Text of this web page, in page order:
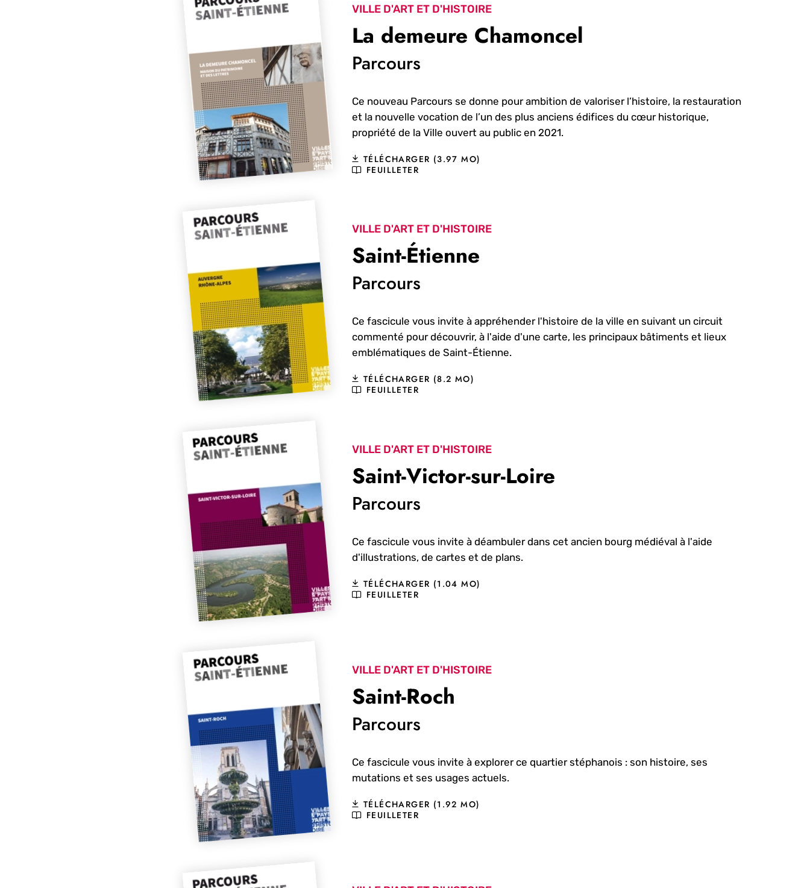
VILLE D'ART ET D'HISTOIRE
La demeure Chamoncel
Parcours
Ce nouveau Parcours se donne pour ambition de valoriser l’histoire, la restauration
et la nouvelle vocation de l’un des plus anciens édifices du cœur historique,
propriété de la Ville ouvert au public en 2021.
TÉLÉCHARGER (3.97 MO)
FEUILLETER
VILLE D'ART ET D'HISTOIRE
Saint-Étienne
Parcours
Ce fascicule vous invite à appréhender l'histoire de la ville en suivant un circuit
commenté pour découvrir, à l'aide d'une carte, les principaux bâtiments et lieux
emblématiques de Saint-Étienne.
TÉLÉCHARGER (8.2 MO)
FEUILLETER
VILLE D'ART ET D'HISTOIRE
Saint-Victor-sur-Loire
Parcours
Ce fascicule vous invite à déambuler dans cet ancien bourg médiéval à l'aide
d'illustrations, de cartes et de plans.
TÉLÉCHARGER (1.04 MO)
FEUILLETER
VILLE D'ART ET D'HISTOIRE
Saint-Roch
Parcours
Ce fascicule vous invite à explorer ce quartier stéphanois : son histoire, ses
mutations et ses usages actuels.
TÉLÉCHARGER (1.92 MO)
FEUILLETER